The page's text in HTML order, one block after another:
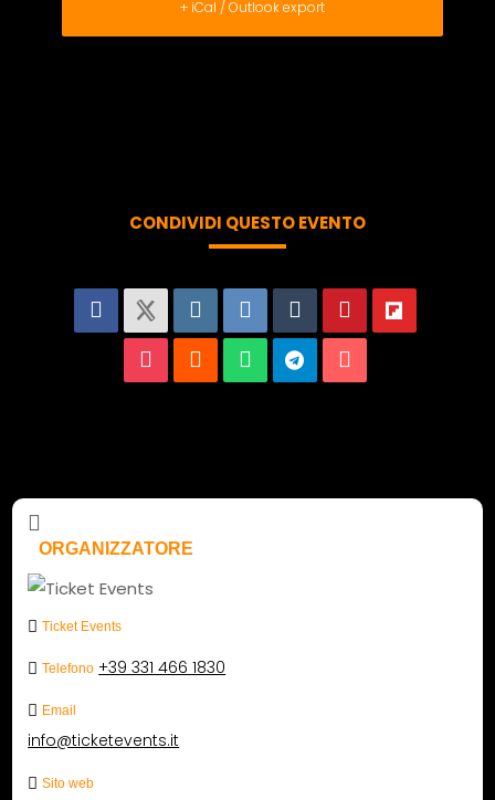
+ iCal / Outlook export
CONDIVIDI QUESTO EVENTO
ORGANIZZATORE
Ticket Events
Telefono +39 331 466 1830
Email
info@ticketevents.it
Sito web